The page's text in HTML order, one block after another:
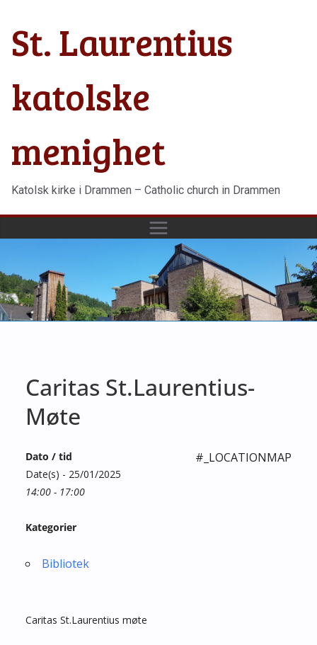
innholdet
St. Laurentius
katolske
menighet
Katolsk kirke i Drammen – Catholic church in Drammen
Caritas St.Laurentius-
Møte
#_LOCATIONMAP
Dato / tid
Date(s) - 25/01/2025
14:00 - 17:00
Kategorier
Bibliotek
Caritas St.Laurentius møte